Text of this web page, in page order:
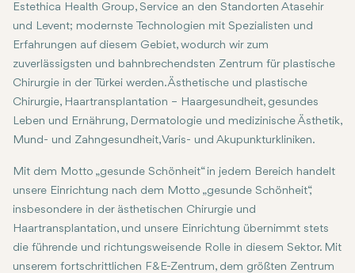
Estethica Health Group, Service an den Standorten Atasehir
und Levent; modernste Technologien mit Spezialisten und
Erfahrungen auf diesem Gebiet, wodurch wir zum
zuverlässigsten und bahnbrechendsten Zentrum für plastische
Chirurgie in der Türkei werden. Ästhetische und plastische
Chirurgie, Haartransplantation – Haargesundheit, gesundes
Leben und Ernährung, Dermatologie und medizinische Ästhetik,
Mund- und Zahngesundheit, Varis- und Akupunkturkliniken.
Mit dem Motto „gesunde Schönheit“ in jedem Bereich handelt
unsere Einrichtung nach dem Motto „gesunde Schönheit“,
insbesondere in der ästhetischen Chirurgie und
Haartransplantation, und unsere Einrichtung übernimmt stets
die führende und richtungsweisende Rolle in diesem Sektor. Mit
unserem fortschrittlichen F&E-Zentrum, dem größten Zentrum